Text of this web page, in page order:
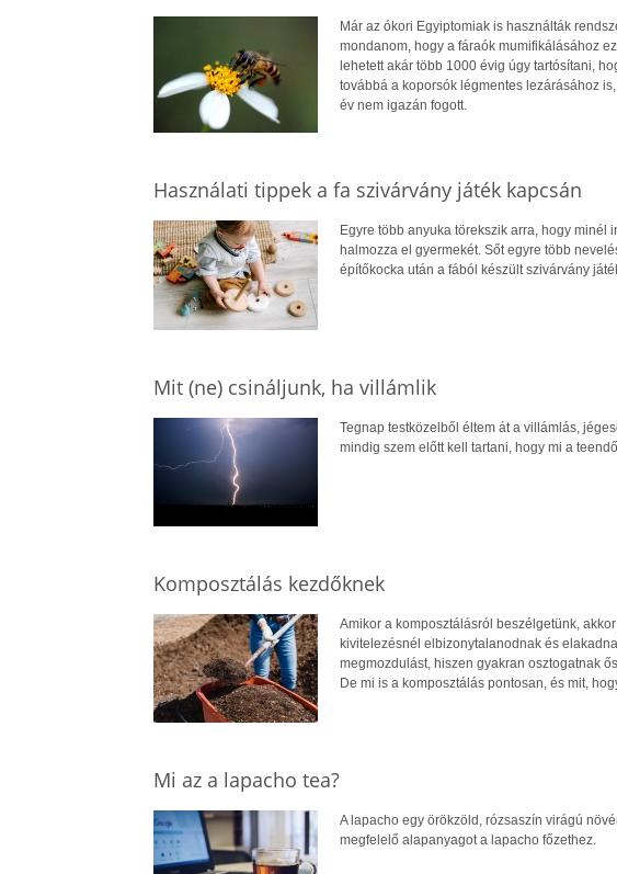
Már az ókori Egyiptomiak is használták
mondanom, hogy a fáraók mumifikálásához
lehetett akár több 1000 évig úgy tartósítani,
továbbá a koporsók légmentes lezárásához
év nem igazán fogott.
Használati tippek a fa szivárvány játék kapcsán
Egyre több anyuka törekszik arra, hogy minél
halmozza el gyermekét. Sőt egyre több
építőkocka után a fából készült szivárvány
Mit (ne) csináljunk, ha villámlik
Tegnap testközelből éltem át a villámlás,
mindig szem előtt kell tartani, hogy mi a
Komposztálás kezdőknek
Amikor a komposztálásról beszélgetünk,
kivitelezésnél elbizonytalanodnak és
megmozdulást, hiszen gyakran osztogatnak
De mi is a komposztálás pontosan, és mit,
Mi az a lapacho tea?
A lapacho egy örökzöld, rózsaszín virágú
megfelelő alapanyagot a lapacho főzethez.